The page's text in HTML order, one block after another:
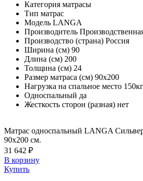
Категория матрасы
Тип матрас
Модель LANGA
Производитель
Производство (страна) Россия
Ширина (см) 90
Длина (см) 200
Толщина (см) 24
Размер матраса (см) 90х200
Нагрузка на спальное место 150кг
Односпальный да
Жесткость сторон (разная) нет
Матрас односпальный LANGA
90х200 см.
31 642 ₽
В корзину
Купить